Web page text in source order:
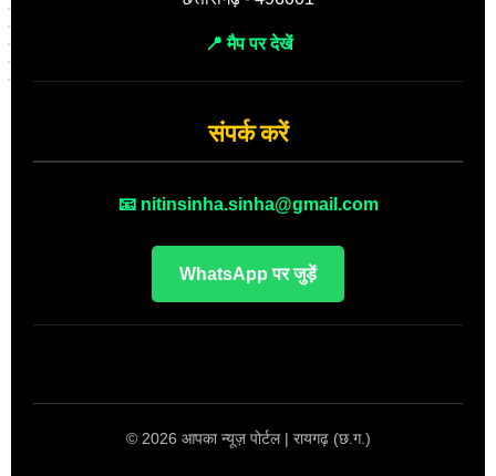
📍 मैप पर देखें
संपर्क करें
📧 nitinsinha.sinha@gmail.com
WhatsApp पर जुड़ें
© 2026 आपका न्यूज़ पोर्टल | रायगढ़ (छ.ग.)